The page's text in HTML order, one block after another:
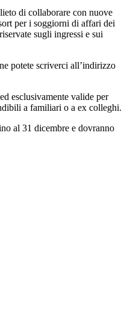
di collaborare con nuove
per i soggiorni di affari dei
sugli ingressi e sui
potete scriverci all’indirizzo
esclusivamente valide per
a familiari o a ex colleghi.
al 31 dicembre e dovranno